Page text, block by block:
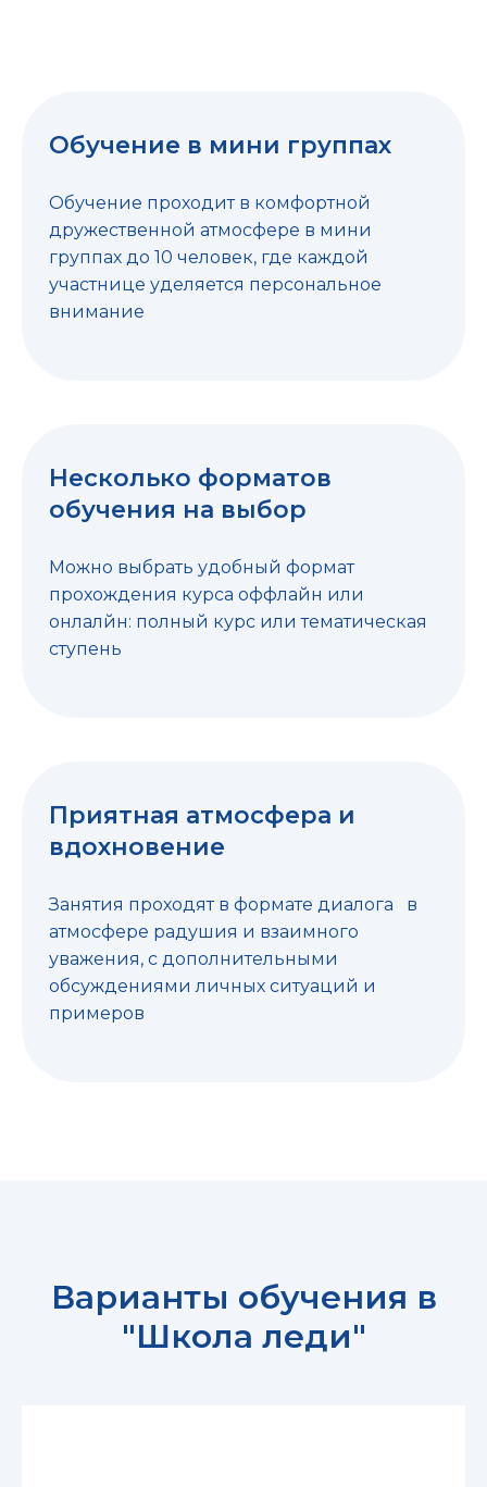
Обучение в мини группах
Обучение проходит в комфортной
дружественной атмосфере в мини
группах до 10 человек, где каждой
участнице уделяется персональное
внимание
Несколько форматов
обучения на выбор
Можно выбрать удобный формат
прохождения курса оффлайн или
онлалйн: полный курс или тематическая
ступень
Приятная атмосфера и
вдохновение
Занятия проходят в формате диалога в
атмосфере радушия и взаимного
уважения, с дополнительными
обсуждениями личных ситуаций и
примеров
Варианты обучения в
"Школа леди"